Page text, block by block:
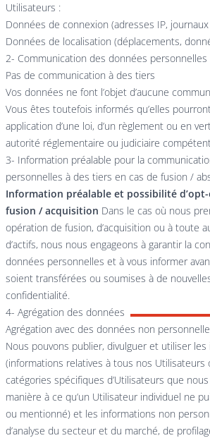
Utilisateurs :
Données de connexion (adresses IP,
Données de localisation (déplacements,
2- Communication des données personnelles
Pas de communication à des tiers
Vos données ne font l’objet d’aucune
Vous êtes toutefois informés qu’elles
application d’une loi, d’un règlement ou en
autorité réglementaire ou judiciaire
3- Information préalable pour la
personnelles à des tiers en cas de fusion /
Information préalable et possibilité
fusion / acquisition Dans le cas où nous
opération de fusion, d’acquisition ou à toute
d’actifs, nous nous engageons à garantir la
données personnelles et à vous informer
soient transférées ou soumises à de
confidentialité.
4- Agrégation des données
Agrégation avec des données non
Nous pouvons publier, divulguer et utiliser
(informations relatives à tous nos Utilisateurs
catégories spécifiques d’Utilisateurs que
manière à ce qu’un Utilisateur individuel ne
ou mentionné) et les informations non
d’analyse du secteur et du marché, de